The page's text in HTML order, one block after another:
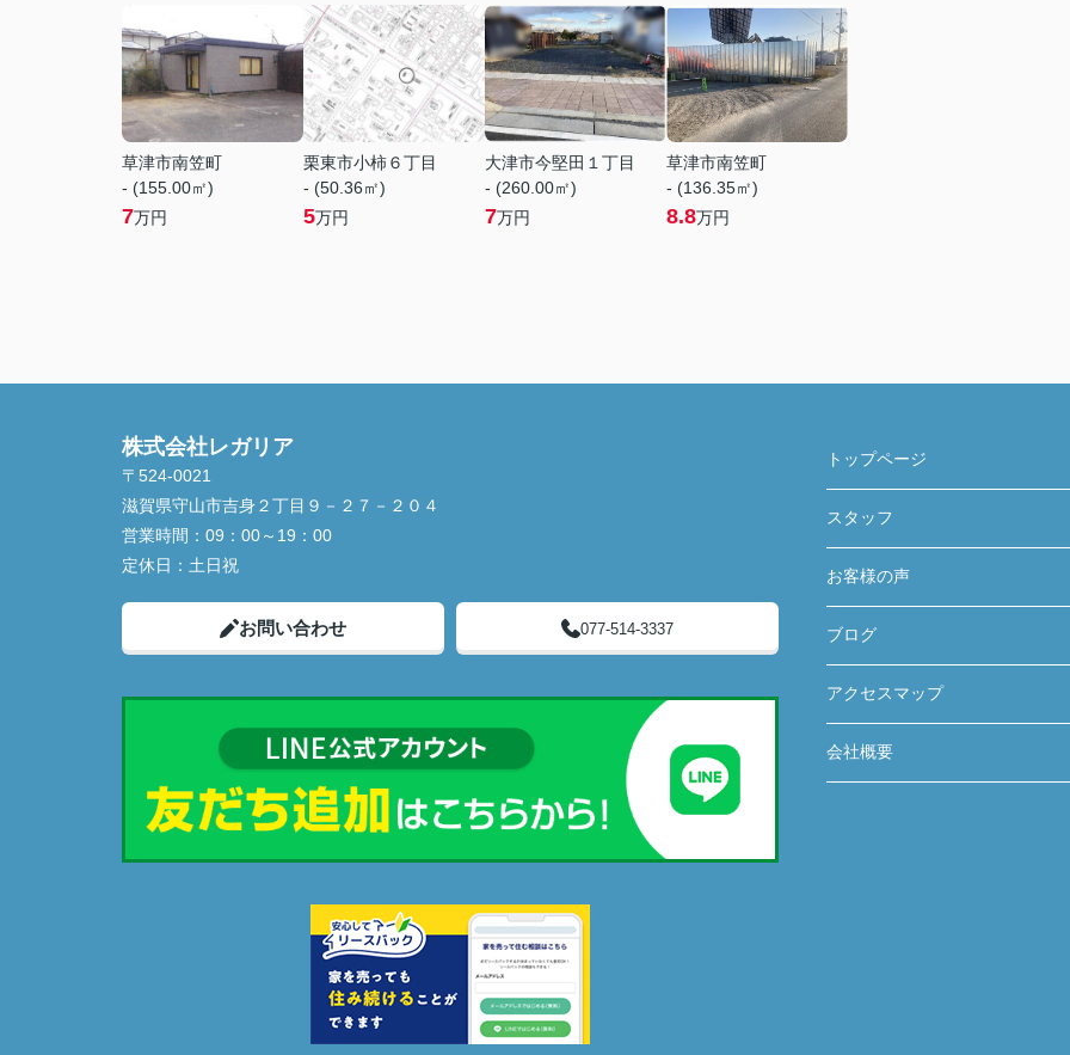
草津市南笠町
- (155.00㎡)
7万円
栗東市小柿６丁目
- (50.36㎡)
5万円
大津市今堅田１丁目
- (260.00㎡)
7万円
草津市南笠町
- (136.35㎡)
8.8万円
株式会社レガリア
〒524-0021
滋賀県守山市吉身２丁目９－２７－２０４
営業時間： 09：00～19：00
定休日： 土日祝
お問い合わせ 077-514-3337
トップページ
スタッフ
お客様の声
ブログ
アクセスマップ
会社概要